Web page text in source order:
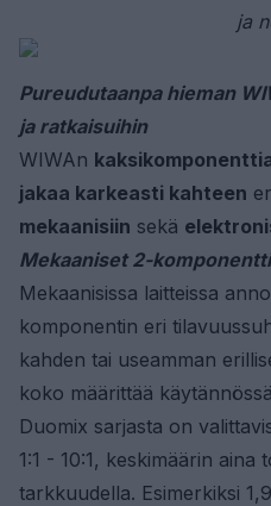
ja
Pureudutaanpa hieman
ja ratkaisuihin
WIWAn
jakaa karkeasti kahteen
mekaanisiin sekä
Mekaaniset 2-
Mekaanisissa laitteissa
komponentin eri
kahden tai useamman
koko määrittää
Duomix sarjasta on
1:1 - 10:1, keskimäärin aina
tarkkuudella. Esimerkiksi